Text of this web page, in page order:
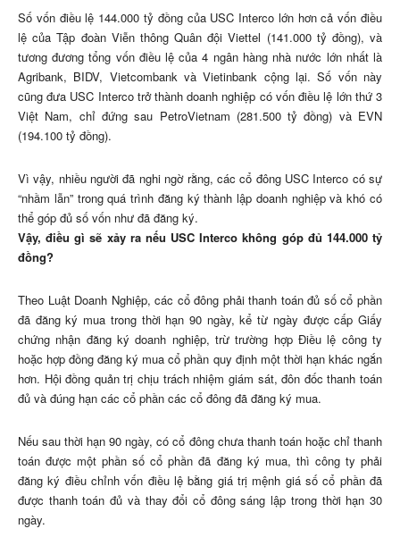
Số vốn điều lệ 144.000 tỷ đồng của USC Interco lớn hơn cả vốn điều
lệ của Tập đoàn Viễn thông Quân đội Viettel (141.000 tỷ đồng), và
tương đương tổng vốn điều lệ của 4 ngân hàng nhà nước lớn nhất là
Agribank, BIDV, Vietcombank và Vietinbank cộng lại. Số vốn này
cũng đưa USC Interco trở thành doanh nghiệp có vốn điều lệ lớn thứ 3
Việt Nam, chỉ đứng sau PetroVietnam (281.500 tỷ đồng) và EVN
(194.100 tỷ đồng).
Vì vậy, nhiều người đã nghi ngờ rằng, các cổ đông USC Interco có sự
“nhầm lẫn” trong quá trình đăng ký thành lập doanh nghiệp và khó có
thể góp đủ số vốn như đã đăng ký.
Vậy, điều gì sẽ xảy ra nếu USC Interco không góp đủ 144.000 tỷ
đồng?
Theo Luật Doanh Nghiệp, các cổ đông phải thanh toán đủ số cổ phần
đã đăng ký mua trong thời hạn 90 ngày, kể từ ngày được cấp Giấy
chứng nhận đăng ký doanh nghiệp, trừ trường hợp Điều lệ công ty
hoặc hợp đồng đăng ký mua cổ phần quy định một thời hạn khác ngắn
hơn. Hội đồng quản trị chịu trách nhiệm giám sát, đôn đốc thanh toán
đủ và đúng hạn các cổ phần các cổ đông đã đăng ký mua.
Nếu sau thời hạn 90 ngày, có cổ đông chưa thanh toán hoặc chỉ thanh
toán được một phần số cổ phần đã đăng ký mua, thì công ty phải
đăng ký điều chỉnh vốn điều lệ bằng giá trị mệnh giá số cổ phần đã
được thanh toán đủ và thay đổi cổ đông sáng lập trong thời hạn 30
ngày.